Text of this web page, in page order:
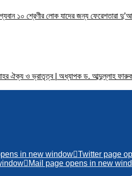
১০ শ্রেণীর লোক যাদের জন্য ফেরেশতারা
ঐক্য ও ভ্রাতৃত্ব | অধ্যাপক ড. আব্দুল্লাহ
in new window
Twitter page
Mail page opens in new